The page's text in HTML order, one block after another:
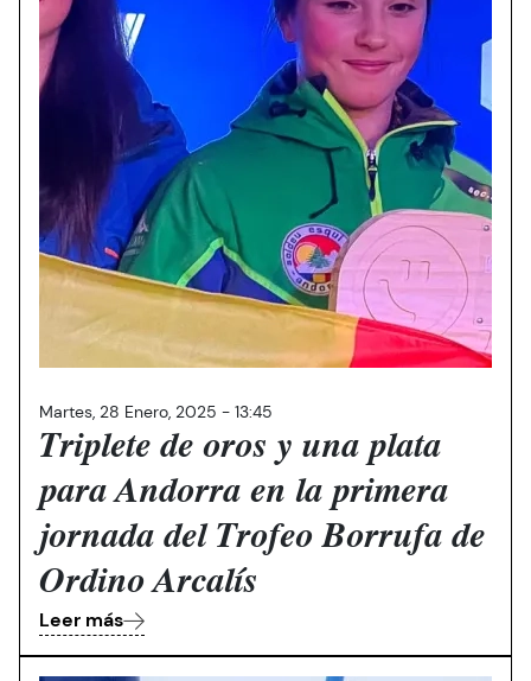
Martes, 28 Enero, 2025 - 13:45
Triplete de oros y una plata
para Andorra en la primera
jornada del Trofeo Borrufa de
Ordino Arcalís
Leer más